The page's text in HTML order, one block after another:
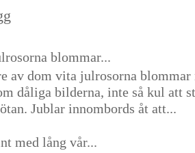
blommar...
av dom vita julrosorna blommar
dåliga bilderna, inte så kul att
Jublar innombords åt att...
med lång vår...